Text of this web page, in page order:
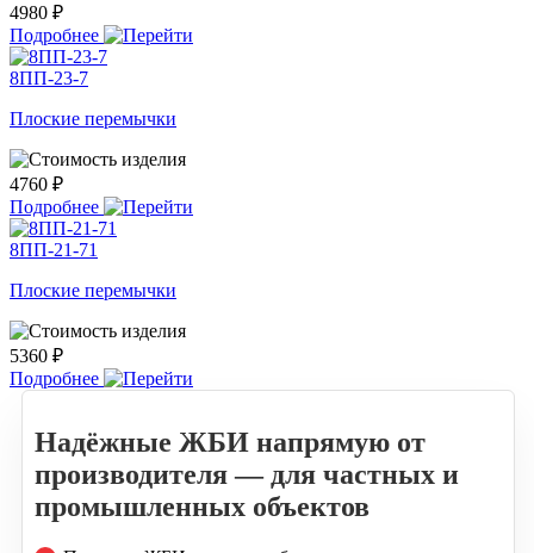
4980 ₽
Подробнее
8ПП-23-7
Плоские перемычки
4760 ₽
Подробнее
8ПП-21-71
Плоские перемычки
5360 ₽
Подробнее
Надёжные ЖБИ напрямую от
производителя — для частных и
промышленных объектов